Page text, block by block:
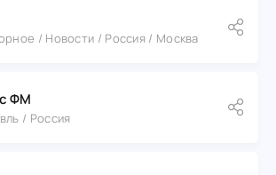
/ Новости / Россия / Москва
ФМ
/ Россия